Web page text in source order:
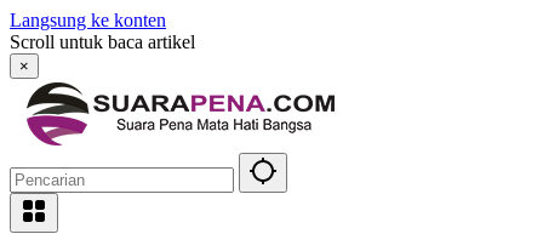
Langsung ke konten
Scroll untuk baca artikel
×